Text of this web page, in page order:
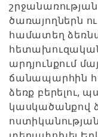
ծառայողներն
համատեղ
արդյունքում
ճանապարհին
ձեռք բերելու,
կասկածանքով